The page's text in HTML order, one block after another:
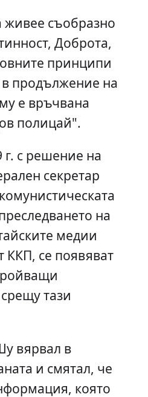
живее съобразно
Доброта,
принципи
продължение на
е връчвана
полицай".
г. с решение на
секретар
комунистическата
на
медии
ККП, се появяват
тази
вярвал в
и смятал, че
която